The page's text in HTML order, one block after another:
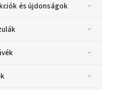
és újdonságok